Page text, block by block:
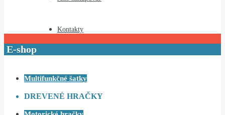
Kontakty
E-shop
Multifunkčné šatky
DREVENÉ HRAČKY